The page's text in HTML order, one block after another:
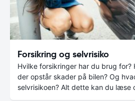
Forsikring og selvrisiko
Hvilke forsikringer har du brug for?
der opstår skader på bilen? Og
selvrisikoen? Alt dette kan du læse